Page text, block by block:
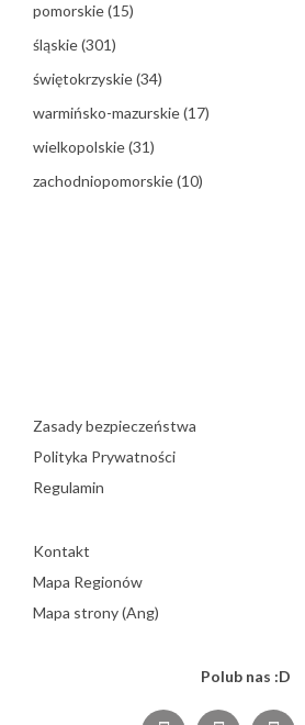
pomorskie(15)
śląskie(301)
świętokrzyskie(34)
warmińsko-mazurskie(17)
wielkopolskie(31)
zachodniopomorskie(10)
Zasady bezpieczeństwa
Polityka Prywatności
Regulamin
Kontakt
Mapa Regionów
Mapa strony (Ang)
Polub nas :D